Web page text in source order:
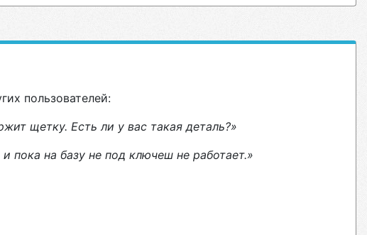
пользователей:
щетку. Есть ли у вас такая деталь?»
пока на базу не под ключеш не работает.»